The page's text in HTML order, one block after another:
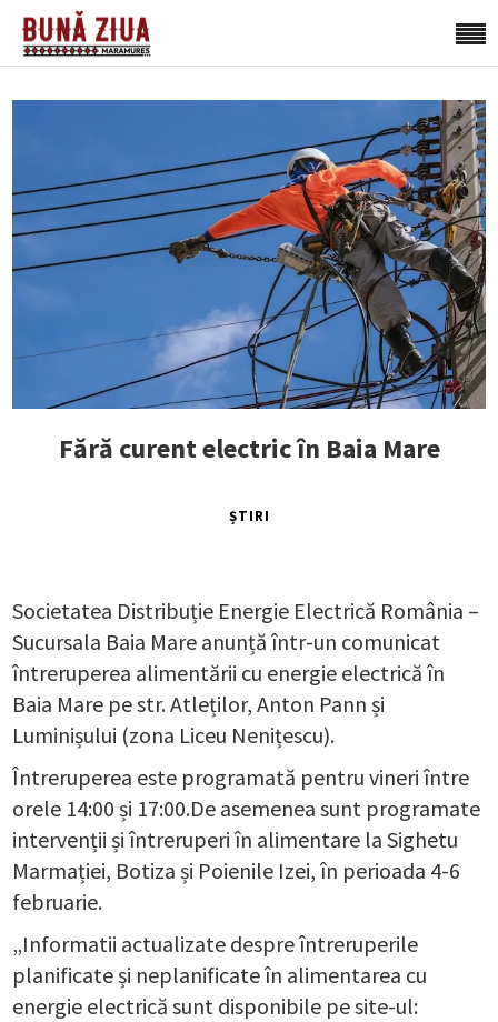
Fără curent electric în Baia Mare
ȘTIRI
Societatea Distribuție Energie Electrică România –
Sucursala Baia Mare anunță într-un comunicat
întreruperea alimentării cu energie electrică în
Baia Mare pe str. Atleților, Anton Pann și
Luminișului (zona Liceu Nenițescu).
Întreruperea este programată pentru vineri între
orele 14:00 și 17:00.De asemenea sunt programate
intervenții și întreruperi în alimentare la Sighetu
Marmației, Botiza și Poienile Izei, în perioada 4-6
februarie.
„Informatii actualizate despre întreruperile
planificate și neplanificate în alimentarea cu
energie electrică sunt disponibile pe site-ul: